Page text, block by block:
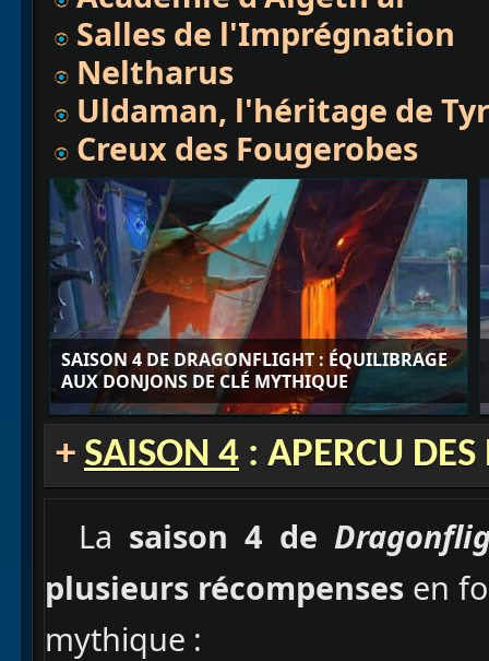
Salles de l'Imprégnation
Neltharus
Uldaman, l'héritage de Tyr
Creux des Fougerobes
SAISON 4 DE DRAGONFLIGHT : ÉQUILIBRAGE
AUX DONJONS DE CLÉ MYTHIQUE
+ SAISON 4 : APERCU DES
La saison 4 de
plusieurs récompensesen
mythique :